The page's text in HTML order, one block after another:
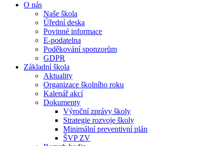
O nás
Naše škola
Úřední deska
Povinné informace
E-podatelna
Poděkování sponzorům
GDPR
Základní škola
Aktuality
Organizace školního roku
Kalenář akcí
Dokumenty
Výroční zprávy školy
Strategie rozvoje školy
Minimální preventivní plán
ŠVP ZV